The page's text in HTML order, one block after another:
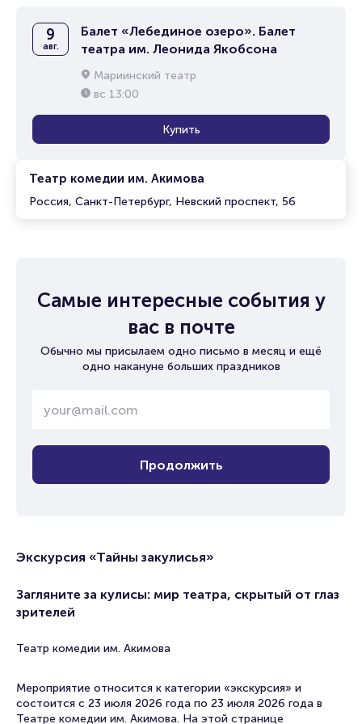
Театр комедии им. Акимова
Россия, Санкт-Петербург, Невский проспект, 56
9
авг.
Балет «Лебединое озеро». Балет
театра им. Леонида Якобсона
Мариинский театр
вс 13:00
Купить
Самые интересные события у
вас в почте
Обычно мы присылаем одно письмо в месяц и ещё
одно накануне больших праздников
Продолжить
Экскурсия «Тайны закулисья»
Загляните за кулисы: мир театра, скрытый от глаз
зрителей
Театр комедии им. Акимова
Мероприятие относится к категории «экскурсия» и
состоится с 23 июля 2026 года по 23 июля 2026 года в
Театре комедии им. Акимова. На этой странице